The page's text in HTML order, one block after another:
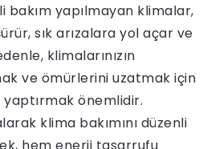
bakım yapılmayan klimalar,
sık arızalara yol açar ve
klimalarınızın
ve ömürlerini uzatmak için
yaptırmak önemlidir.
klima bakımını düzenli
hem enerji tasarrufu